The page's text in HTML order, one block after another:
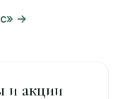
→
и акции